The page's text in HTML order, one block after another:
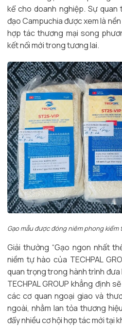
kể cho doanh nghiệp. Sự
đạo Campuchia được xem là
hợp tác thương mại song
kết nối mới trong tương lai.
Gạo mẫu được đóng niêm phong
Giải thưởng “Gạo ngon nhất
niềm tự hào của TECHPAL
quan trọng trong hành trình
TECHPAL GROUP khẳng định
các cơ quan ngoại giao và
ngoài, nhằm lan tỏa thương
đẩy nhiều cơ hội hợp tác mới tại